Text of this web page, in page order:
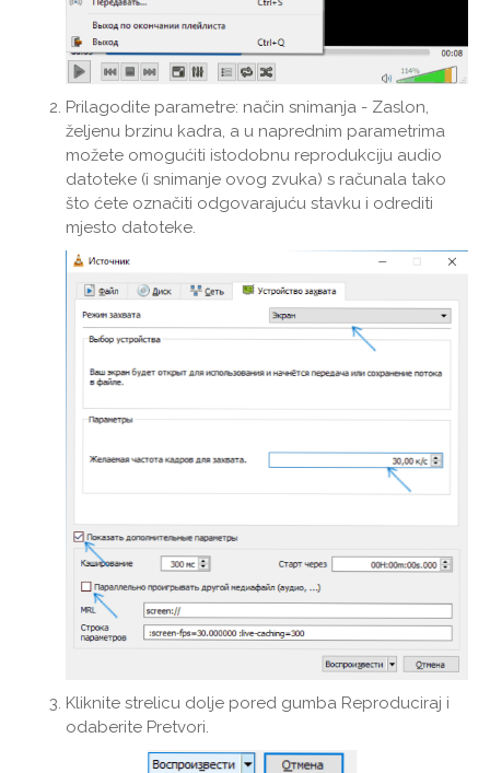
Prilagodite parametre: način snimanja - Zaslon,
željenu brzinu kadra, a u naprednim parametrima
možete omogućiti istodobnu reprodukciju audio
datoteke (i snimanje ovog zvuka) s računala tako
što ćete označiti odgovarajuću stavku i odrediti
mjesto datoteke.
Kliknite strelicu dolje pored gumba Reproduciraj i
odaberite Pretvori.